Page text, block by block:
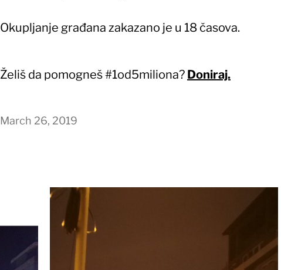
Okupljanje građana zakazano je u 18 časova.
Želiš da pomogneš #1od5miliona? Doniraj.
March 26, 2019